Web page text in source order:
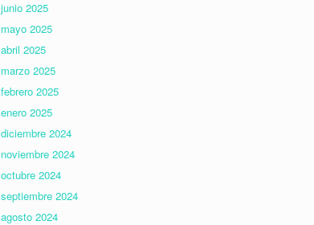
junio 2025
mayo 2025
abril 2025
marzo 2025
febrero 2025
enero 2025
diciembre 2024
noviembre 2024
octubre 2024
septiembre 2024
agosto 2024